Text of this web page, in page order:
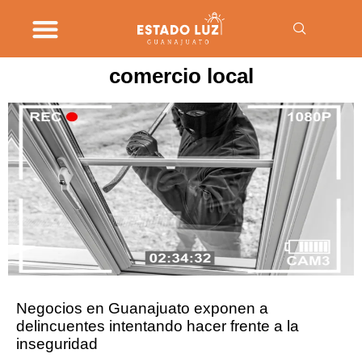
comercio local
Negocios en Guanajuato exponen a
delincuentes intentando hacer frente a la
inseguridad